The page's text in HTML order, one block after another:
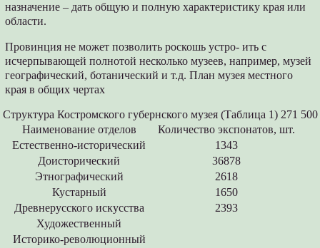
назначение – дать общую и полную характеристику края или
области.
Провинция не может позволить роскошь устро- ить с
исчерпывающей полнотой несколько музеев, например, музей
географический, ботанический и т.д. План музея местного
края в общих чертах
Структура Костромского губернского музея (Таблица 1) 271 500
Наименование отделов
Количество экспонатов, шт.
Естественно-исторический
1343
Доисторический
36878
Этнографический
2618
Кустарный
1650
Древнерусского искусства
2393
Художественный
Историко-революционный